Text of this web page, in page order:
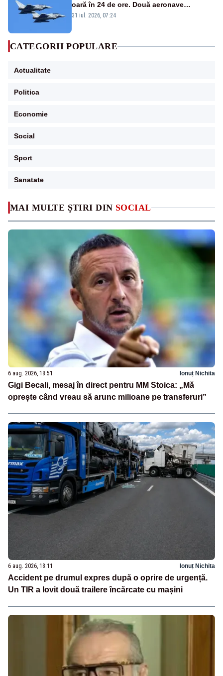
MAI MULTE ȘTIRI DIN SOCIAL
6 aug. 2026, 18:51 Ionuț Nichita
Gigi Becali, mesaj în direct pentru MM Stoica: „Mă
oprește când vreau să arunc milioane pe transferuri”
6 aug. 2026, 18:11 Ionuț Nichita
Accident pe drumul expres după o oprire de urgență.
Un TIR a lovit două trailere încărcate cu mașini
oară în 24 de ore. Două aeronave
Eurofighter britanice au fost ridicate de la
31 iul. 2026, 07:24
CATEGORII POPULARE
Actualitate
Politica
Economie
Social
Sport
Sanatate